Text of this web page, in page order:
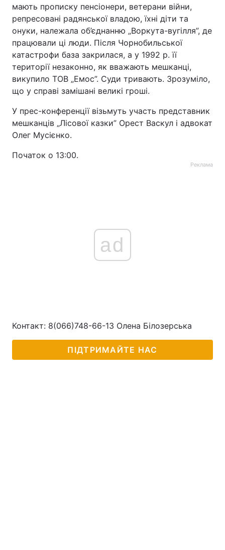
мають прописку пенсіонери, ветерани війни,
репресовані радянської владою, їхні діти та
онуки, належала об’єднанню „Воркута-вугілля”, де
працювали ці люди. Після Чорнобильської
катастрофи база закрилася, а у 1992 р. її
території незаконно, як вважають мешканці,
викупило ТОВ „Емос”. Суди тривають. Зрозуміло,
що у справі замішані великі гроші.
У прес-конференції візьмуть участь представник
мешканців „Лісової казки” Орест Васкул і адвокат
Олег Мусієнко.
Початок о 13:00.
Реклама
ad
Контакт: 8(066)748-66-13 Олена Білозерська
ПІДТРИМАЙТЕ НАС